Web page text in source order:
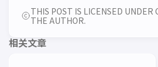
THIS POST IS LICENSED UNDER
THE AUTHOR.
相关文章